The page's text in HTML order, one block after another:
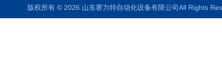
版权所有 © 2026 山东赛力特自动化设备有限公司All Rights